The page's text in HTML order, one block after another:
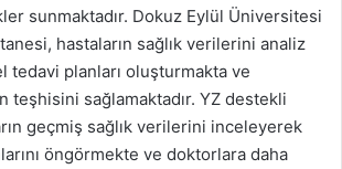
sunmaktadır. Dokuz Eylül Üniversitesi
hastaların sağlık verilerini analiz
tedavi planları oluşturmakta ve
teşhisini sağlamaktadır. YZ destekli
geçmiş sağlık verilerini inceleyerek
öngörmekte ve doktorlara daha